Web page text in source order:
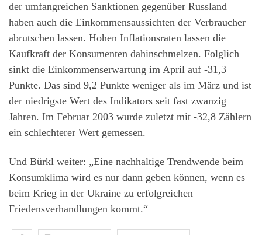
der umfangreichen Sanktionen gegenüber Russland
haben auch die Einkommensaussichten der Verbraucher
abrutschen lassen. Hohen Inflationsraten lassen die
Kaufkraft der Konsumenten dahinschmelzen. Folglich
sinkt die Einkommenserwartung im April auf -31,3
Punkte. Das sind 9,2 Punkte weniger als im März und ist
der niedrigste Wert des Indikators seit fast zwanzig
Jahren. Im Februar 2003 wurde zuletzt mit -32,8 Zählern
ein schlechterer Wert gemessen.
Und Bürkl weiter: „Eine nachhaltige Trendwende beim
Konsumklima wird es nur dann geben können, wenn es
beim Krieg in der Ukraine zu erfolgreichen
Friedensverhandlungen kommt.“